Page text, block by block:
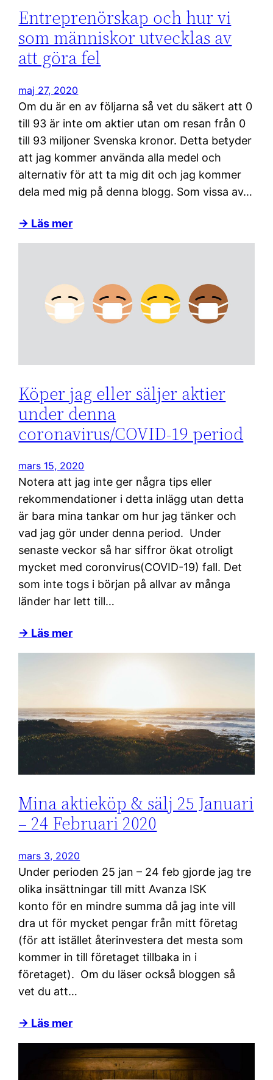
Entreprenörskap och hur vi
som människor utvecklas av
att göra fel
maj 27, 2020
Om du är en av följarna så vet du säkert att 0
till 93 är inte om aktier utan om resan från 0
till 93 miljoner Svenska kronor. Detta betyder
att jag kommer använda alla medel och
alternativ för att ta mig dit och jag kommer
dela med mig på denna blogg. Som vissa av…
→ Läs mer
Köper jag eller säljer aktier
under denna
coronavirus/COVID-19 period
mars 15, 2020
Notera att jag inte ger några tips eller
rekommendationer i detta inlägg utan detta
är bara mina tankar om hur jag tänker och
vad jag gör under denna period. Under
senaste veckor så har siffror ökat otroligt
mycket med coronvirus(COVID-19) fall. Det
som inte togs i början på allvar av många
länder har lett till…
→ Läs mer
Mina aktieköp & sälj 25 Januari
– 24 Februari 2020
mars 3, 2020
Under perioden 25 jan – 24 feb gjorde jag tre
olika insättningar till mitt Avanza ISK
konto för en mindre summa då jag inte vill
dra ut för mycket pengar från mitt företag
(för att istället återinvestera det mesta som
kommer in till företaget tillbaka in i
företaget). Om du läser också bloggen så
vet du att…
→ Läs mer